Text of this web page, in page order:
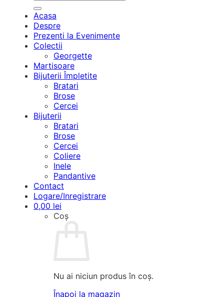
Acasa
Despre
Prezenti la Evenimente
Colectii
Georgette
Martisoare
Bijuterii Împletite
Bratari
Brose
Cercei
Bijuterii
Bratari
Brose
Cercei
Coliere
Inele
Pandantive
Contact
Logare/Inregistrare
0,00 lei
Coș
Nu ai niciun produs în coș.
Înapoi la magazin